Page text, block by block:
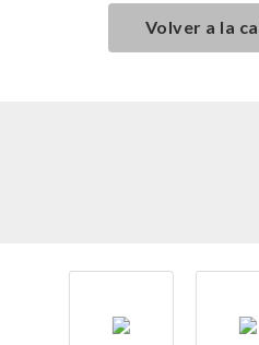
Volver a la